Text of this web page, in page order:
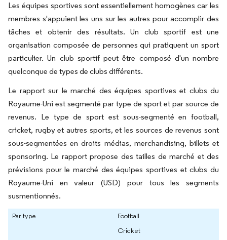
Les équipes sportives sont essentiellement homogènes car les
membres s'appuient les uns sur les autres pour accomplir des
tâches et obtenir des résultats. Un club sportif est une
organisation composée de personnes qui pratiquent un sport
particulier. Un club sportif peut être composé d'un nombre
quelconque de types de clubs différents.
Le rapport sur le marché des équipes sportives et clubs du
Royaume-Uni est segmenté par type de sport et par source de
revenus. Le type de sport est sous-segmenté en football,
cricket, rugby et autres sports, et les sources de revenus sont
sous-segmentées en droits médias, merchandising, billets et
sponsoring. Le rapport propose des tailles de marché et des
prévisions pour le marché des équipes sportives et clubs du
Royaume-Uni en valeur (USD) pour tous les segments
susmentionnés.
Par type
Football
Cricket